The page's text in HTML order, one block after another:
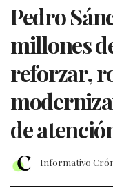
Pedro
millones
reforzar,
de
Informativo